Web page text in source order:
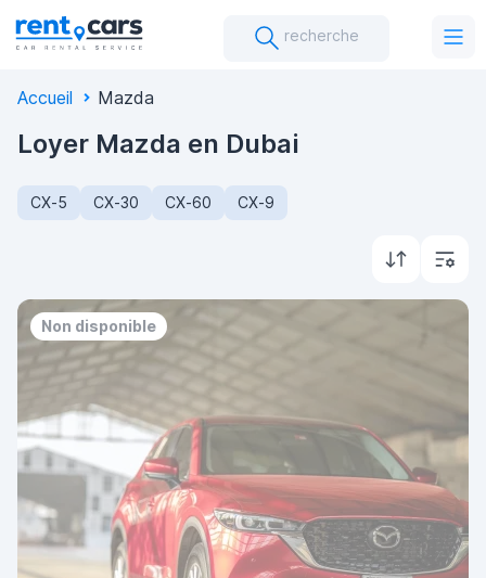
recherche
Accueil Mazda
Loyer Mazda en Dubai
CX-5 CX-30 CX-60 CX-9
Non disponible